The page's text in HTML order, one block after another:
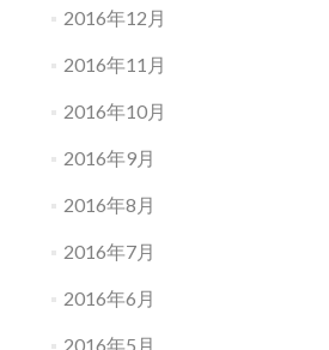
2016年12月
2016年11月
2016年10月
2016年9月
2016年8月
2016年7月
2016年6月
2016年5月